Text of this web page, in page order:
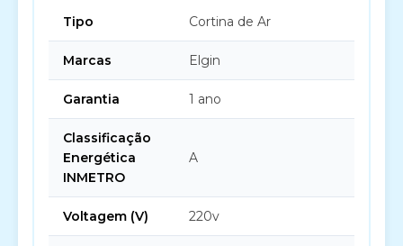
Tipo Cortina de Ar
Marcas Elgin
Garantia 1 ano
Classificação
Energética
INMETRO
A
Voltagem (V) 220v